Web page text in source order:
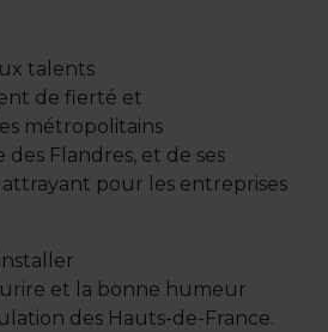
talents
de fierté et
métropolitains
des Flandres, et de ses
pour les entreprises
et la bonne humeur
des Hauts-de-France.